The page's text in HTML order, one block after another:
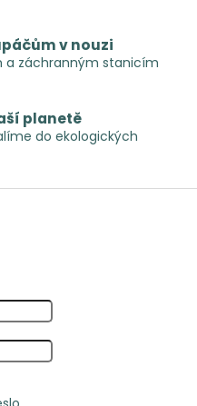
v nouzi
a záchranným stanicím
planetě
do ekologických